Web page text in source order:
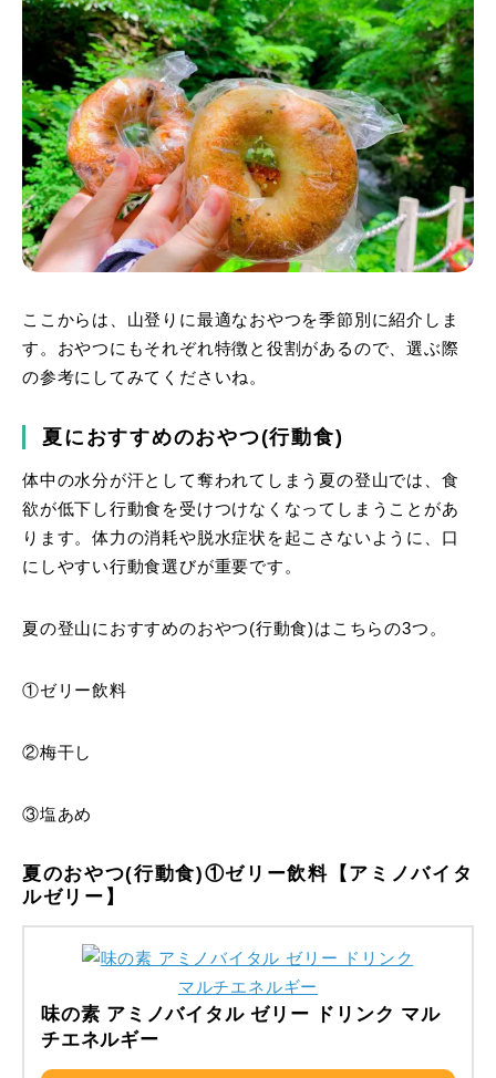
ここからは、山登りに最適なおやつを季節別に紹介しま
す。おやつにもそれぞれ特徴と役割があるので、選ぶ際
の参考にしてみてくださいね。
夏におすすめのおやつ(行動食)
体中の水分が汗として奪われてしまう夏の登山では、食
欲が低下し行動食を受けつけなくなってしまうことがあ
ります。体力の消耗や脱水症状を起こさないように、口
にしやすい行動食選びが重要です。
夏の登山におすすめのおやつ(行動食)はこちらの3つ。
①ゼリー飲料
②梅干し
③塩あめ
夏のおやつ(行動食)①ゼリー飲料【アミノバイタ
ルゼリー】
味の素 アミノバイタル ゼリー ドリンク マル
チエネルギー